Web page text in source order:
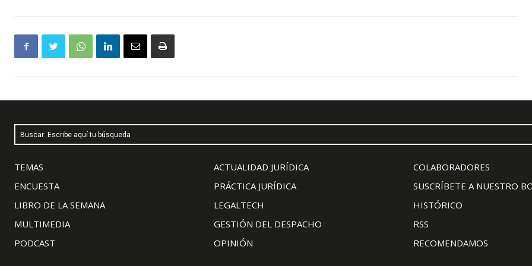
Buscar: Escribe aquí tu búsqueda
TEMAS
ENCUESTA
LIBRO DE LA SEMANA
MULTIMEDIA
PODCAST
ACTUALIDAD JURÍDICA
PRÁCTICA JURÍDICA
LEGALTECH
GESTIÓN DEL DESPACHO
OPINIÓN
COLABORADORES
SUSCRÍBETE A NUESTRO
HISTÓRICO
RSS
RECOMENDAMOS